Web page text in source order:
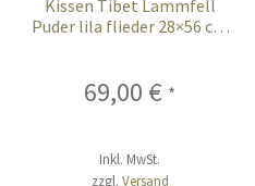
Kissen Tibet Lammfell
Puder lila flieder 28×56 cm
69,00 € *
Inkl. MwSt.
zzgl. Versand